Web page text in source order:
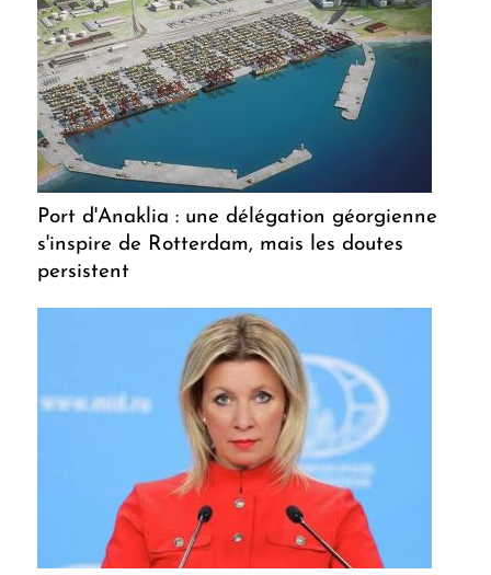
Port d'Anaklia : une délégation géorgienne
s'inspire de Rotterdam, mais les doutes
persistent